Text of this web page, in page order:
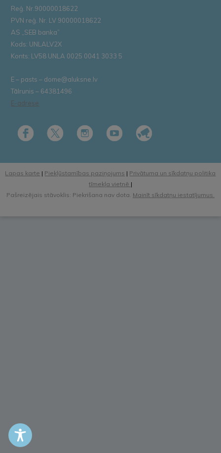
Reģ. Nr.90000018622
PVN reģ. Nr. LV 90000018622
AS „SEB banka”
Kods: UNLALV2X
Konts: LV58 UNLA 0025 0041 3033 5
E – pasts – dome@aluksne.lv
Tālrunis – 64381496
E-adrese
Lapas karte | Piekļūstamības paziņojums | Privātuma un sīkdatņu politika
tīmekļa vietnē |
Pašreizējais stāvoklis: Piekrišana nav dota. Mainīt sīkdatņu iestatījumus.